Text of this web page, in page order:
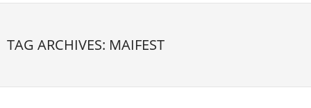
TAG ARCHIVES: MAIFEST